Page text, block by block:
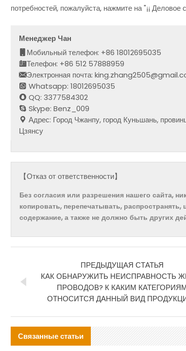
потребностей, пожалуйста, нажмите на "¡¡
Менеджер Чан
Мобильный телефон: +86 18012695035
Телефон: +86 512 57888959
Электронная почта:
Whatsapp: 18012695035
QQ: 3377584302
Skype: Benz_009
Адрес: Город Чжанпу, город Куньшань,
Цзянсу
【Отказ от ответственности】
Без согласия или разрешения нашего сайта,
копировать, перепечатывать,
содержание, а также не должно быть других
ПРЕДЫДУЩАЯ СТАТЬЯ
КАК ОБНАРУЖИТЬ НЕИСПРАВНОСТЬ
ПРОВОДОВ? К КАКИМ
ОТНОСИТСЯ ДАННЫЙ ВИД
Связанные статьи